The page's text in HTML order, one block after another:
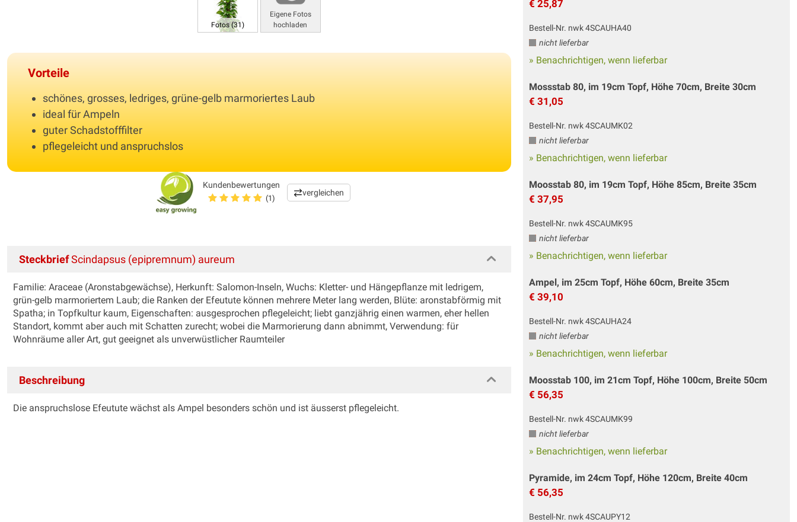
Fotos (31)
Eigene Fotos
hochladen
Vorteile
schönes, grosses, ledriges, grüne-gelb marmoriertes Laub
ideal für Ampeln
guter Schadstofffilter
pflegeleicht und anspruchslos
Kundenbewertungen
(1)
vergleichen
€ 25,87
Bestell-Nr. nwk 4SCAUHA40
nicht lieferbar
» Benachrichtigen, wenn lieferbar
Mossstab 80, im 19cm Topf, Höhe 70cm, Breite 30cm
€ 31,05
Bestell-Nr. nwk 4SCAUMK02
nicht lieferbar
» Benachrichtigen, wenn lieferbar
Moosstab 80, im 19cm Topf, Höhe 85cm, Breite 35cm
€ 37,95
Bestell-Nr. nwk 4SCAUMK95
nicht lieferbar
» Benachrichtigen, wenn lieferbar
Ampel, im 25cm Topf, Höhe 60cm, Breite 35cm
€ 39,10
Bestell-Nr. nwk 4SCAUHA24
nicht lieferbar
» Benachrichtigen, wenn lieferbar
Moosstab 100, im 21cm Topf, Höhe 100cm, Breite 50cm
€ 56,35
Bestell-Nr. nwk 4SCAUMK99
nicht lieferbar
» Benachrichtigen, wenn lieferbar
Pyramide, im 24cm Topf, Höhe 120cm, Breite 40cm
€ 56,35
Bestell-Nr. nwk 4SCAUPY12
SteckbriefScindapsus (epipremnum) aureum
Familie: Araceae (Aronstabgewächse), Herkunft: Salomon-Inseln, Wuchs: Kletter- und Hängepflanze mit ledrigem,
grün-gelb marmoriertem Laub; die Ranken der Efeutute können mehrere Meter lang werden, Blüte: aronstabförmig mit
Spatha; in Topfkultur kaum, Eigenschaften: ausgesprochen pflegeleicht; liebt ganzjährig einen warmen, eher hellen
Standort, kommt aber auch mit Schatten zurecht; wobei die Marmorierung dann abnimmt, Verwendung: für
Wohnräume aller Art, gut geeignet als unverwüstlicher Raumteiler
Beschreibung
Die anspruchslose Efeutute wächst als Ampel besonders schön und ist äusserst pflegeleicht.